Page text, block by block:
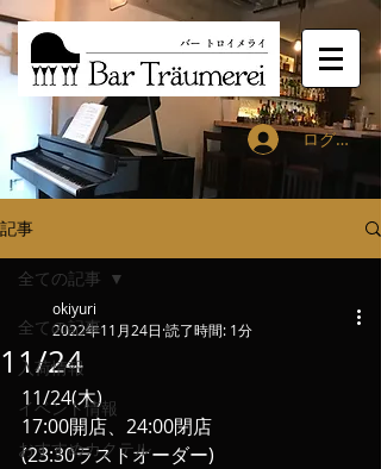
ログイン
記事
全ての記事
入荷情報
イベント情報
おすすめカクテル
全ての記事
11/24
okiyuri
2022年11月24日 読了時間: 1分
11/24(木)
17:00開店、24:00閉店
(23:30ラストオーダー)